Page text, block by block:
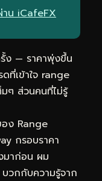
าน iCafeFX
รั้ง — ราคาพุ่งขึ้น
ที่เข้าใจ range
ๆ ส่วนคนที่ไม่รู้
ง Range
กรอบราคา
มาก่อน ผม
วกกับความรู้จาก